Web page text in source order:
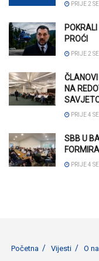
PRIJE 2
PROĆI
PRIJE 2
NA
PRIJE 4
SBB U
PRIJE 4
Početna Vijesti O